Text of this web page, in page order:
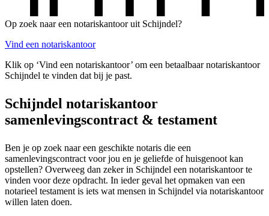
Op zoek naar een notariskantoor uit Schijndel?
Vind een notariskantoor
Klik op ‘Vind een notariskantoor’ om een betaalbaar notariskantoor
Schijndel te vinden dat bij je past.
Schijndel notariskantoor
samenlevingscontract & testament
Ben je op zoek naar een geschikte notaris die een
samenlevingscontract voor jou en je geliefde of huisgenoot kan
opstellen? Overweeg dan zeker in Schijndel een notariskantoor te
vinden voor deze opdracht. In ieder geval het opmaken van een
notarieel testament is iets wat mensen in Schijndel via notariskantoor
willen laten doen.